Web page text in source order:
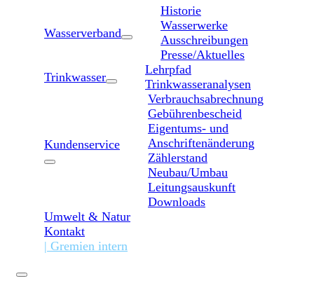
Wasserverband
Historie
Wasserwerke
Ausschreibungen
Presse/Aktuelles
Trinkwasser
Lehrpfad
Trinkwasseranalysen
Kundenservice
Verbrauchsabrechnung
Gebührenbescheid
Eigentums- und
Anschriftenänderung
Zählerstand
Neubau/Umbau
Leitungsauskunft
Downloads
Umwelt & Natur
Kontakt
| Gremien intern